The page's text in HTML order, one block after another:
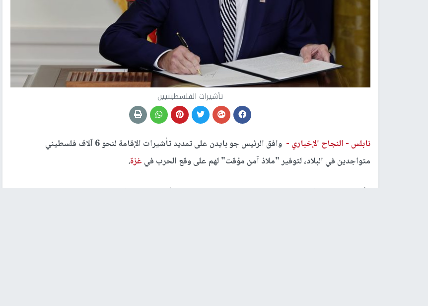
تأشيرات الفلسطينيين
نابلس - النجاح الإخباري -
وافق الرئيس جو بايدن على تمديد تأشيرات الإقامة لنحو 6 آلاف فلسطيني
متواجدين في البلاد، لتوفير "ملاذ آمن مؤقت" لهم على وقع الحرب في غزة.
وأعلن مستشار الأمن القومي جيك سوليفان عن الخطوة التي تأتي "عقب "الأوضاع الإنسانية في